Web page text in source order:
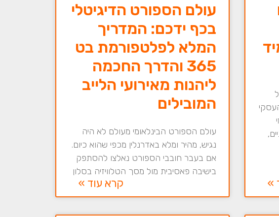
»
עולם הספורט הדיגיטלי
בכף ידכם: המדריך
המלא לפלטפורמת בט
365 והדרך החכמה
ליהנות מאירועי הלייב
המובילים
עולם הספורט הבינלאומי מעולם לא היה
נגיש, מהיר ומלא באדרנלין מכפי שהוא כיום.
אם בעבר חובבי הספורט נאלצו להסתפק
בישיבה פאסיבית מול מסך הטלוויזיה בסלון
קרא עוד »